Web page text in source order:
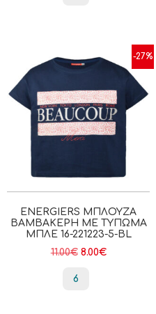
-27%
ENERGIERS ΜΠΛΟΎΖΑ
ΒΑΜΒΑΚΕΡΉ ΜΕ ΤΎΠΩΜΑ
ΜΠΛΕ 16-221223-5-BL
11.00€ 8.00€
6